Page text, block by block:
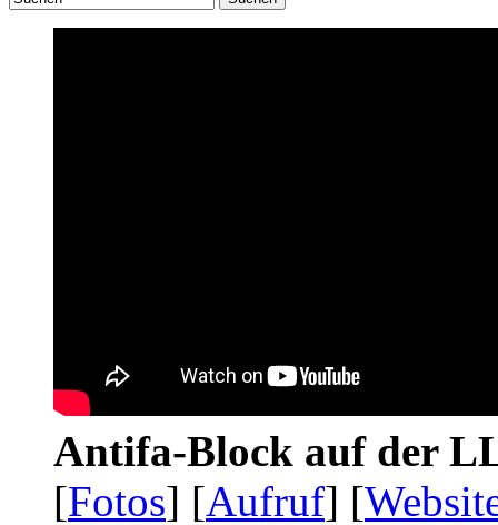
Antifa-Block auf der
[Fotos] [Aufruf] [